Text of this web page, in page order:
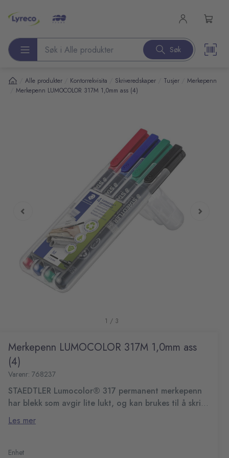
Søk etter produkter Søk
Alle produkter Kontorrekvisita Skriveredskaper Tusjer Merkepenn
Merkepenn LUMOCOLOR 317M 1,0mm ass (4)
1 / 3
Merkepenn LUMOCOLOR 317M 1,0mm ass
(4)
Varenr: 768237
STAEDTLER Lumocolor® 317 permanent merkepenn
har blekk som avgir lite lukt, og kan brukes til å skrive
på nesten alle typer overflater.
Med denne universalpennen kan du skrive på nesten alle
typer overflater, inkludert glass, metall, plast, stoff og
medium spiss som gir en strekbredde på ca. 1,0 mm.
Les mer
Enhet